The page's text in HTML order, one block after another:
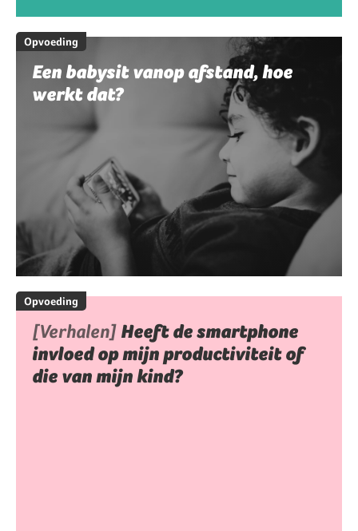
Opvoeding
Een babysit vanop afstand, hoe
werkt dat?
Opvoeding
[Verhalen] Heeft de smartphone
invloed op mijn productiviteit of
die van mijn kind?